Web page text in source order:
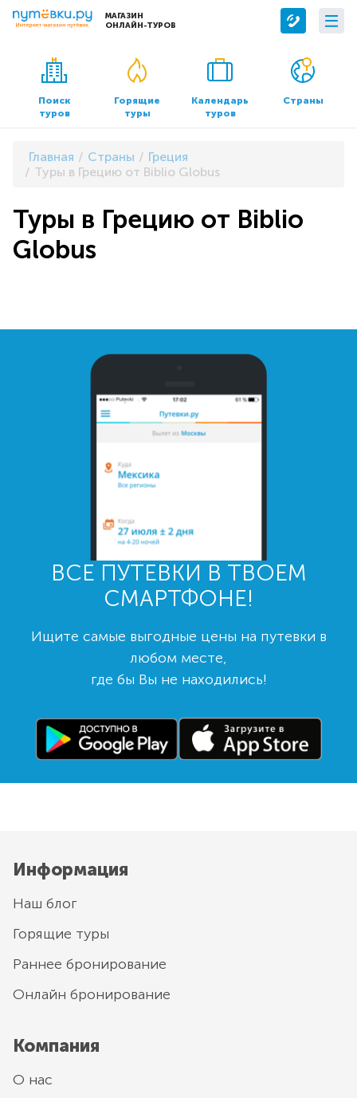
МАГАЗИН
ОНЛАЙН-ТУРОВ
Сервисы
Бронирование отелей
Трансфер
О компании
О нас
Контакты
Документы и реквизиты
Поиск
туров
Горящие
туры
Календарь
туров
Страны
Главная Страны
Греция
Туры в Грецию от Biblio Globus
Туры в Грецию от Biblio
Globus
ВСЕ ПУТЕВКИ В ТВОЕМ
СМАРТФОНЕ!
Ищите самые выгодные цены на путевки в
любом месте,
где бы Вы не находились!
Информация
Наш блог
Горящие туры
Раннее бронирование
Онлайн бронирование
Компания
О нас